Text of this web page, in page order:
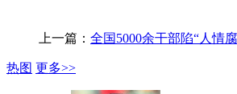
上一篇： 全国5000余干部陷“人情
热图 更多>>